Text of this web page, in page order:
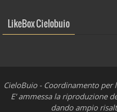
LikeBox Cielobuio
CieloBuio - Coordinamento
E' ammessa la riproduzione
dando ampio